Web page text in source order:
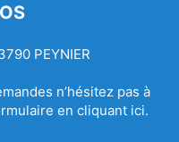
PEYNIER
n’hésitez pas à
en cliquant ici.